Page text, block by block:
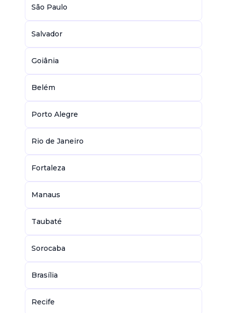
São Paulo
Salvador
Goiânia
Belém
Porto Alegre
Rio de Janeiro
Fortaleza
Manaus
Taubaté
Sorocaba
Brasília
Recife